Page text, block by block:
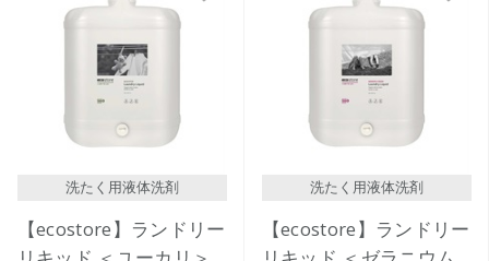
発売日順
価格が安い
価格が高い
レビューが多い順
洗たく用液体洗剤
【ecostore】ランドリー
洗たく用液体洗剤
【ecostore】ランドリー